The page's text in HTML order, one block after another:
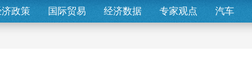
济政策 国际贸易 经济数据 专家观点 汽车